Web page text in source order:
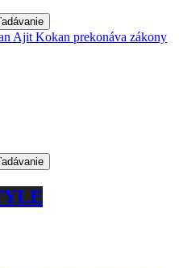
Ajit Kokan prekonáva zákony